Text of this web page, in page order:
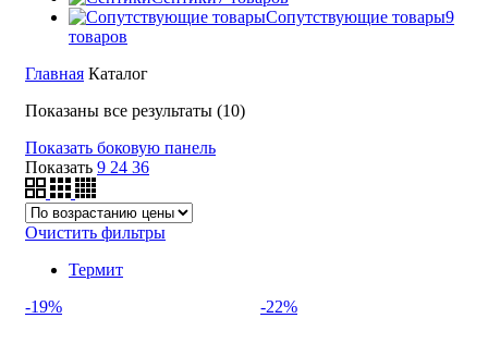
Сопутствующие товары9
товаров
Главная Каталог
Показаны все результаты (10)Цены:
Показать боковую панель
Показать 9 24 36
Очистить фильтры
Термит
-19%
-22%